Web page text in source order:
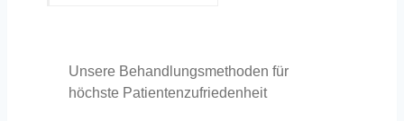
Unsere Behandlungsmethoden für
höchste Patientenzufriedenheit